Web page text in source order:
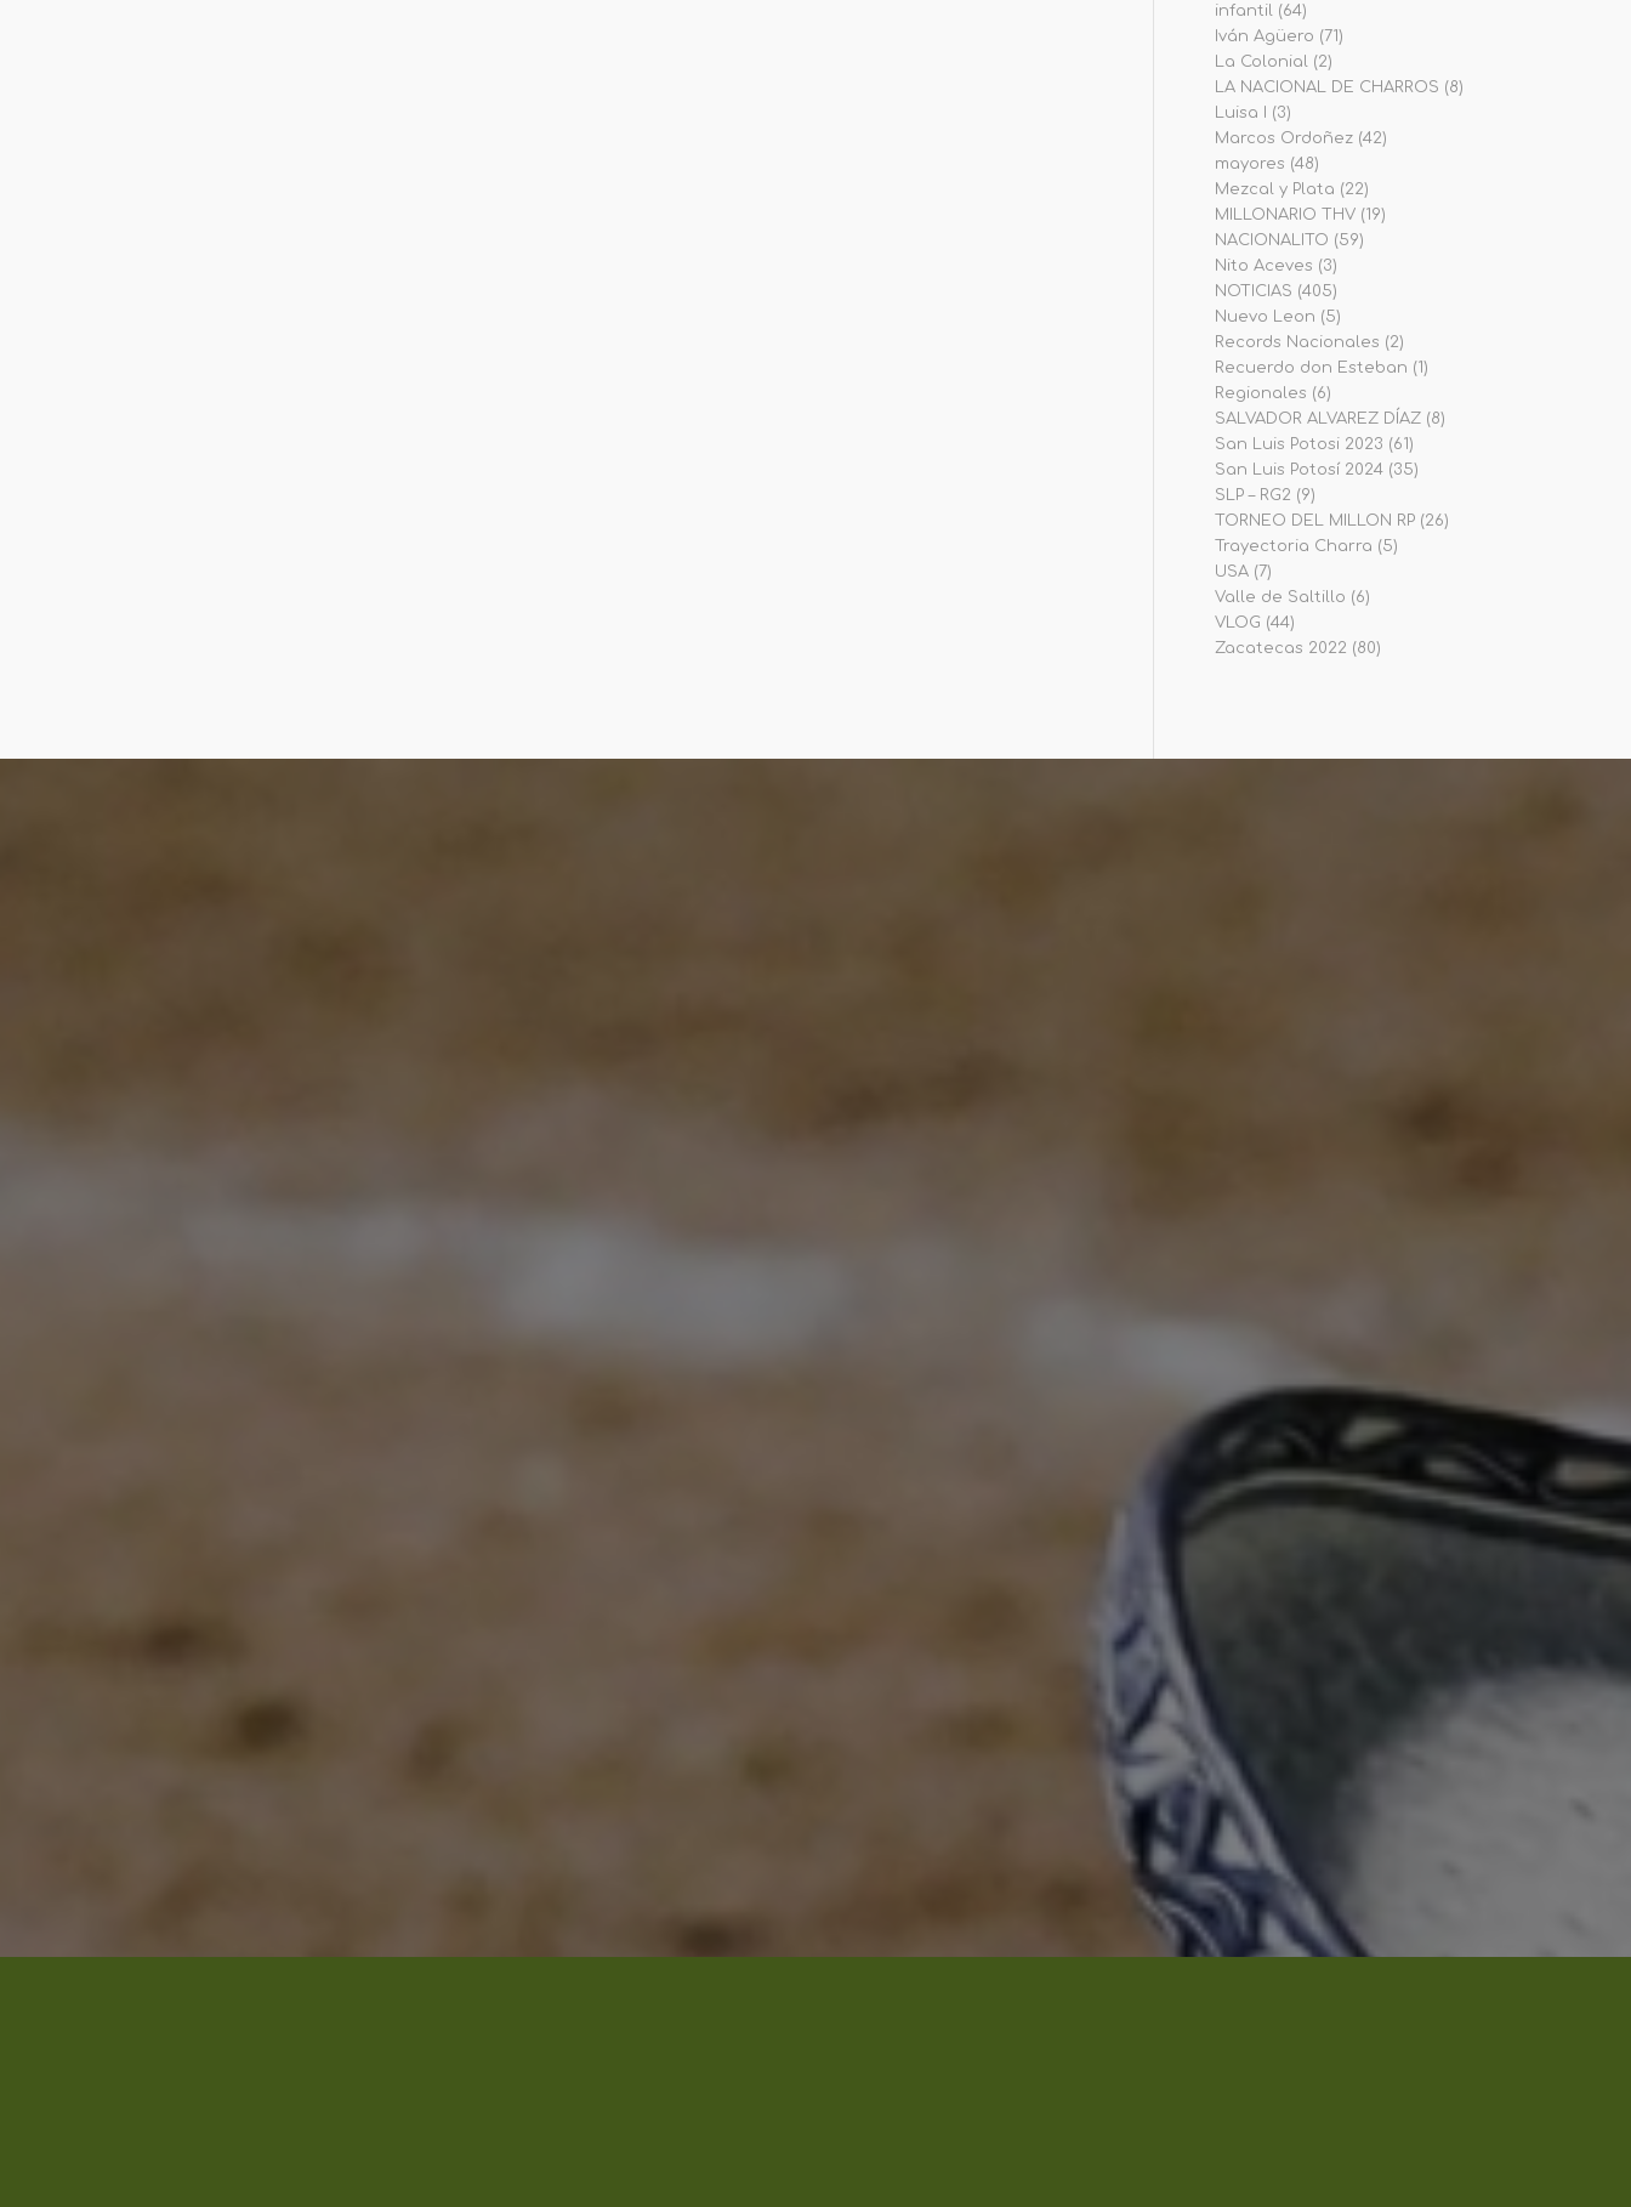
infantil
(64)
Iván Agüero (71)
La Colonial
(2)
LA NACIONAL DE CHARROS (8)
Luisa I
(3)
Marcos Ordoñez (42)
mayores (48)
Mezcal y Plata (22)
MILLONARIO THV (19)
NACIONALITO (59)
Nito Aceves (3)
NOTICIAS (405)
Nuevo Leon (5)
Records Nacionales (2)
Recuerdo don Esteban (1)
Regionales (6)
SALVADOR ALVAREZ DÍAZ (8)
San Luis Potosi 2023 (61)
San Luis Potosí 2024 (35)
SLP – RG2 (9)
TORNEO DEL MILLON RP (26)
Trayectoria Charra (5)
USA (7)
Valle de Saltillo (6)
VLOG (44)
Zacatecas 2022 (80)